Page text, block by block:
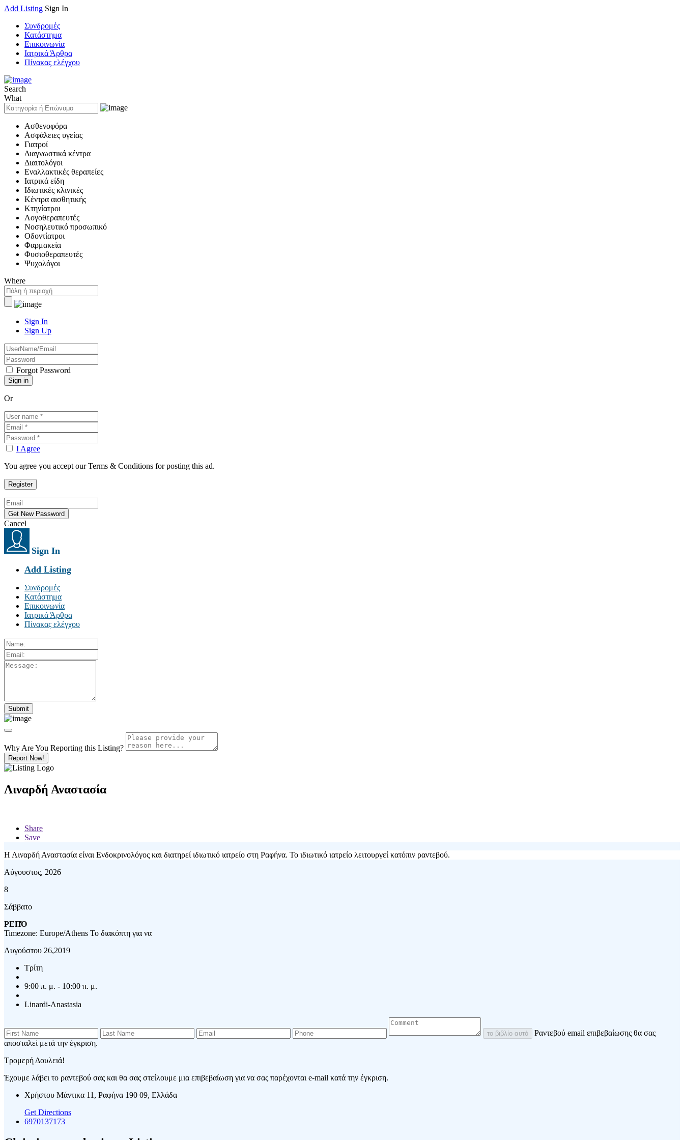
Add Listing Sign In
Συνδρομές
Κατάστημα
Επικοινωνία
Ιατρικά Άρθρα
Πίνακας ελέγχου
Search
What
Ασθενοφόρα
Ασφάλειες υγείας
Γιατροί
Διαγνωστικά κέντρα
Διαιτολόγοι
Εναλλακτικές θεραπείες
Ιατρικά είδη
Ιδιωτικές κλινικές
Κέντρα αισθητικής
Κτηνίατροι
Λογοθεραπευτές
Νοσηλευτικό προσωπικό
Οδοντίατροι
Φαρμακεία
Φυσιοθεραπευτές
Ψυχολόγοι
Where
Sign In
Sign Up
Forgot Password
Or
I Agree
You agree you accept our Terms & Conditions for posting this ad.
Cancel
Sign In
Add Listing
Συνδρομές
Κατάστημα
Επικοινωνία
Ιατρικά Άρθρα
Πίνακας ελέγχου
Why Are You Reporting this Listing?
Report Now!
Λιναρδή Αναστασία
Share
Save
Η Λιναρδή Αναστασία είναι Ενδοκρινολόγος και διατηρεί ιδιωτικό ιατρείο στη Ραφήνα. Το ιδιωτικό ιατρείο λειτουργεί κατόπιν ραντεβού.
Αύγουστος, 2026
8
Σάββατο
ΡΕΠΌ
Timezone: Europe/Athens Το διακόπτη για να
Αυγούστου 26,2019
Τρίτη
9:00 π. μ. - 10:00 π. μ.
Linardi-Anastasia
το βιβλίο αυτό
Ραντεβού email επιβεβαίωσης θα σας
αποσταλεί μετά την έγκριση.
Τρομερή Δουλειά!
Έχουμε λάβει το ραντεβού σας και θα σας στείλουμε μια επιβεβαίωση για να σας παρέχονται e-mail κατά την έγκριση.
Χρήστου Μάντικα 11, Ραφήνα 190 09, Ελλάδα
Get Directions
6970137173